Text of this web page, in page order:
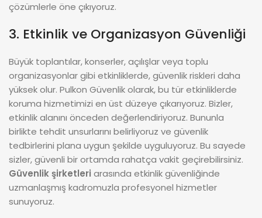
çözümlerle öne çıkıyoruz.
3. Etkinlik ve Organizasyon Güvenliği
Büyük toplantılar, konserler, açılışlar veya toplu
organizasyonlar gibi etkinliklerde, güvenlik riskleri daha
yüksek olur. Pulkon Güvenlik olarak, bu tür etkinliklerde
koruma hizmetimizi en üst düzeye çıkarıyoruz. Bizler,
etkinlik alanını önceden değerlendiriyoruz. Bununla
birlikte tehdit unsurlarını belirliyoruz ve güvenlik
tedbirlerini plana uygun şekilde uyguluyoruz. Bu sayede
sizler, güvenli bir ortamda rahatça vakit geçirebilirsiniz.
Güvenlik şirketleri arasında etkinlik güvenliğinde
uzmanlaşmış kadromuzla profesyonel hizmetler
sunuyoruz.